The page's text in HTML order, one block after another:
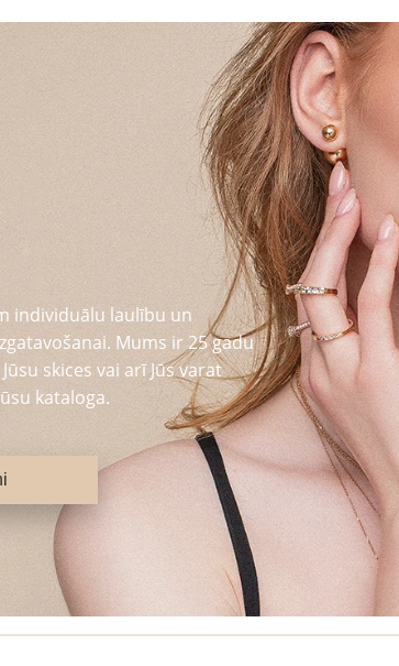
individuālu laulību un
Mums ir 25 gadu
skices vai arī Jūs varat
kataloga.